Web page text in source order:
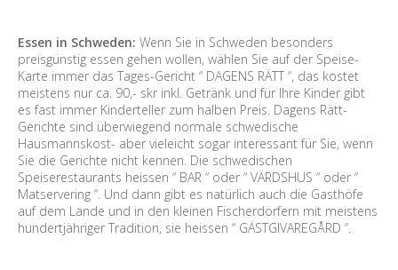
Essen in Schweden: Wenn Sie in Schweden besonders
preisgünstig essen gehen wollen, wählen Sie auf der Speise-
Karte immer das Tages-Gericht “ DAGENS RÄTT “, das kostet
meistens nur ca. 90,- skr inkl. Getränk und für Ihre Kinder gibt
es fast immer Kinderteller zum halben Preis. Dagens Rätt-
Gerichte sind überwiegend normale schwedische
Hausmannskost- aber vieleicht sogar interessant für Sie, wenn
Sie die Gerichte nicht kennen. Die schwedischen
Speiserestaurants heissen “ BAR “ oder “ VÄRDSHUS “ oder “
Matservering “. Und dann gibt es natürlich auch die Gasthöfe
auf dem Lande und in den kleinen Fischerdörfern mit meistens
hundertjähriger Tradition, sie heissen “ GÄSTGIVAREGÅRD “.